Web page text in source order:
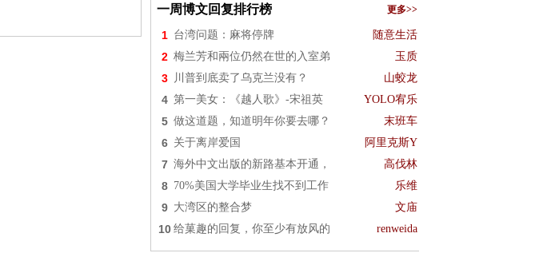
一周博文回复排行榜 更多>>
1 台湾问题：麻将停牌 随意生活
2 梅兰芳和兩位仍然在世的入室弟 玉质
3 川普到底卖了乌克兰没有？ 山蛟龙
4 第一美女：《越人歌》-宋祖英 YOLO宥乐
5 做这道题，知道明年你要去哪？ 末班车
6 关于离岸爱国 阿里克斯Y
7 海外中文出版的新路基本开通， 高伐林
8 70%美国大学毕业生找不到工作 乐维
9 大湾区的整合梦 文庙
10 给菓趣的回复，你至少有放风的 renweida